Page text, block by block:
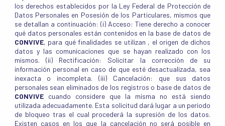
los derechos establecidos por la Ley Federal de Protección de
Datos Personales en Posesión de los Particulares, mismos que
se detallan a continuación: (i) Acceso: Tiene derecho a conocer
qué datos personales están contenidos en la base de datos de
CONVIVE, para qué finalidades se utilizan , el origen de dichos
datos y las comunicaciones que se hayan realizado con los
mismos. (ii) Rectificación: Solicitar la corrección de su
información personal en caso de que esté desactualizada, sea
inexacta o incompleta. (iii) Cancelación: que sus datos
personales sean eliminados de los registros o base de datos de
CONVIVEcuando considere que la misma no está siendo
utilizada adecuadamente. Esta solicitud dará lugar a un periodo
de bloqueo tras el cual procederá la supresión de los datos.
Existen casos en los que la cancelación no será posible en